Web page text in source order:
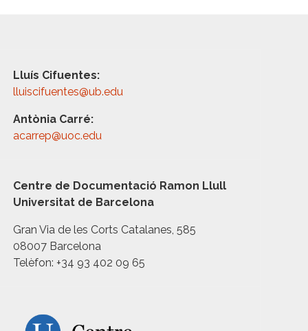
Lluís Cifuentes:
lluiscifuentes@ub.edu
Antònia Carré:
acarrep@uoc.edu
Centre de Documentació Ramon Llull
Universitat de Barcelona
Gran Via de les Corts Catalanes, 585
08007 Barcelona
Telèfon: +34 93 402 09 65